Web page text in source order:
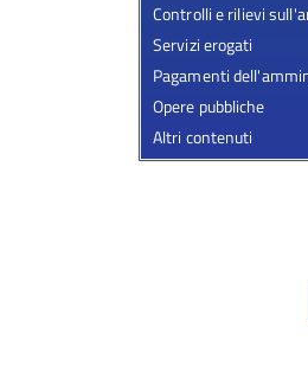
Controlli e rilievi
Servizi erogati
Pagamenti
Opere pubbliche
Altri contenuti